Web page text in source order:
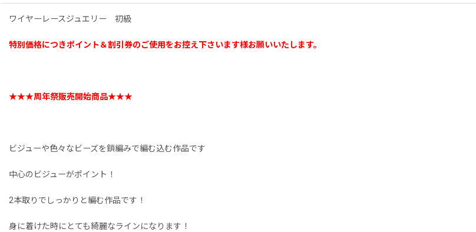
ワイヤーレースジュエリー 初級
特別価格につきポイント＆割引券のご使用をお控え下さいます様お願いいたします。
★★★周年祭販売開始商品★★★
ビジューや色々なビーズを鎖編みで編む込む作品です
中心のビジューがポイント！
2本取りでしっかりと編む作品です！
身に着けた時にとても綺麗なラインになります！